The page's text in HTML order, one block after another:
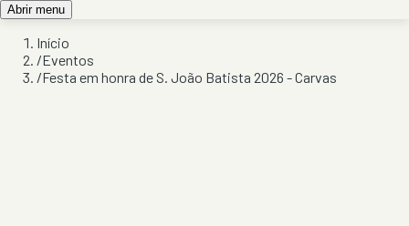
Abrir menu
Início
/Eventos
/Festa em honra de S. João Batista 2026 - Carvas